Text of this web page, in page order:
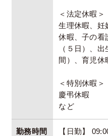
＜法定休暇＞
生理休暇、妊
休暇、子の看
（５日）、
間）、育児休
＜特別休暇＞
慶弔休暇
など
勤務時間
【日勤】